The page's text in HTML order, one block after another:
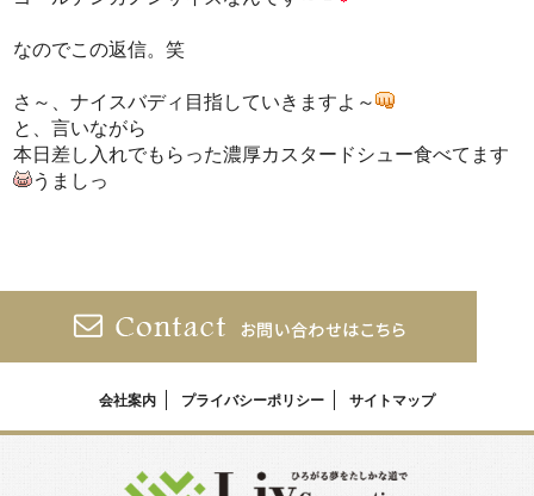
なのでこの返信。笑
さ～、ナイスバディ目指していきますよ～
と、言いながら
本日差し入れでもらった濃厚カスタードシュー食べてます
うましっ
会社案内 プライバシーポリシー サイトマップ